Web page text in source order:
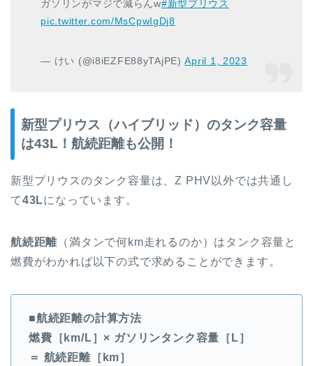
ガソリンがマジで減らんw#新型プリウス
pic.twitter.com/MsCpwIgDj8
— けい (@i8iEZFE88yTAjPE)April 1, 2023
新型プリウス（ハイブリッド）のタンク容量
は43L！航続距離も公開！
新型プリウスのタンク容量は、Z PHV以外では共通し
て43Lになっています。
航続距離 （満タンで何km走れるのか）はタンク容量と
燃費がわかれば以下の式で求めることができます。
■航続距離の計算方法
燃費［km/L］× ガソリンタンク容量［L］
＝ 航続距離［km］